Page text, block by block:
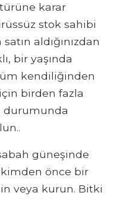
karar
stok sahibi
aldığınızdan
bir yaşında
kendiliğinden
birden fazla
durumunda
güneşinde
önce bir
veya kurun. Bitki